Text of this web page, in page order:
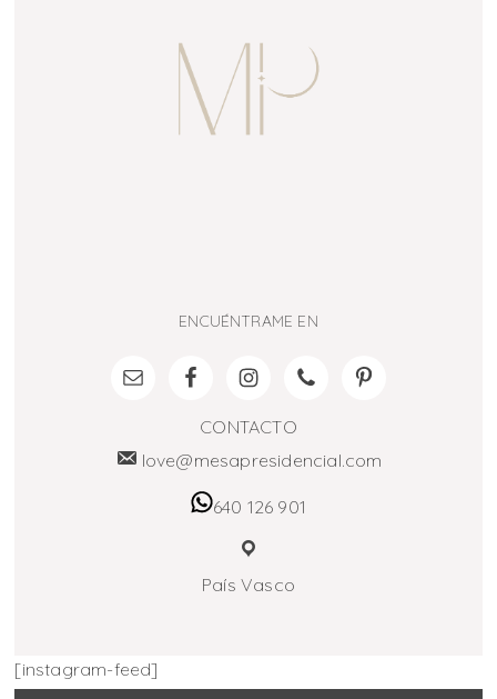
ENCUÉNTRAME EN
CONTACTO
love@mesapresidencial.com
640 126 901
País Vasco
[instagram-feed]